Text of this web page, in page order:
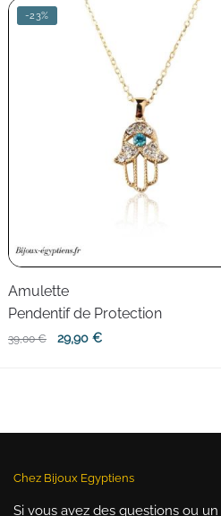
-23%
Amulette
Pendentif de Protection
39,00€
Le
29,90 €Le
Chez Bijoux Egyptiens
Si vous avez des questions ou